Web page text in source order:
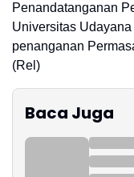
Penandatanganan
Universitas
penanganan
(Rel)
Baca Juga